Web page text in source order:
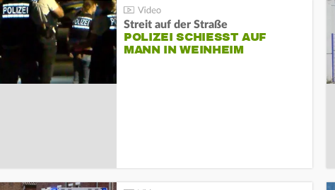
Streit auf der Straße
POLIZEI SCHIESST AUF M
ANN IN WEINHEIM